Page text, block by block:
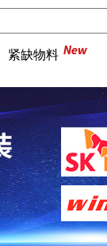
紧缺物料